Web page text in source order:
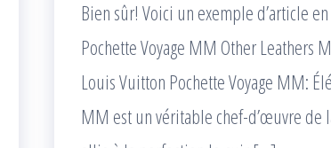
Bien sûr! Voici un exemple d’article
Pochette Voyage MM Other Leathers
Louis Vuitton Pochette Voyage MM:
MM est un véritable chef-d’œuvre de